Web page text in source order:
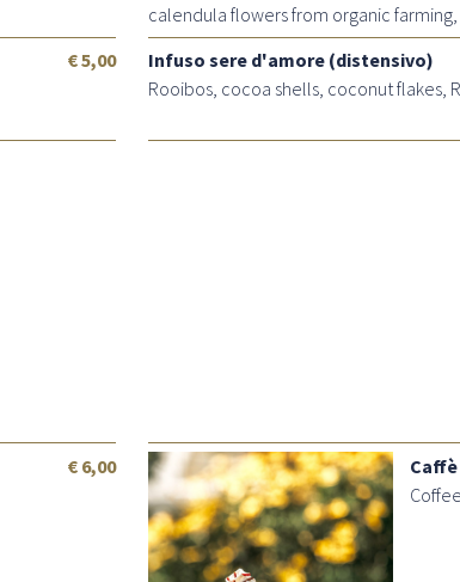
calendula flowers from organic
€ 5,00
Infuso sere d'amore (distensivo)
Rooibos, cocoa shells, coconut flakes,
€ 6,00